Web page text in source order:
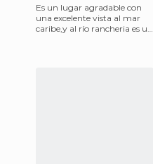
Es un lugar agradable con
una excelente vista al mar
caribe,y al río rancheria es un